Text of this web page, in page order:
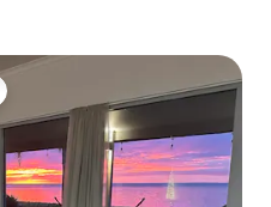
huéspedes